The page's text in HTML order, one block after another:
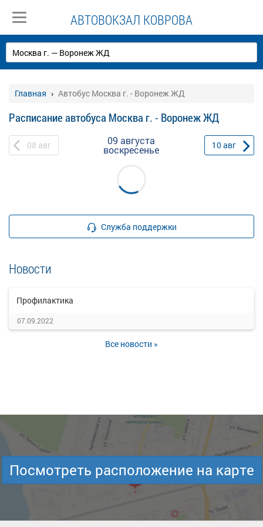
АВТОВОКЗАЛ КОВРОВА
Главная Автобус Москва г. - Воронеж ЖД
Расписание автобуса Москва г. - Воронеж ЖД
08 авг 09 августа
воскресенье 10авг
Служба поддержки
Новости
Профилактика
07.09.2022
Все новости »
Посмотреть расположение на карте